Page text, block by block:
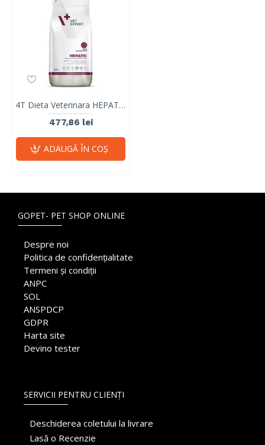
4T Dieta Veterinara HEPATIC DOG, VetExpert, 12 kg
477,86 lei
ADAUGĂ ÎN COŞ
GOPET- PET SHOP ONLINE
Despre noi
Politica de confidențialitate
Termeni și condiții
ANPC
SOL
ANSPDCP
GDPR
Harta site
Devino tester
SERVICII PENTRU CLIENȚI
Deschiderea coletului la livrare
Lasă o Recenzie